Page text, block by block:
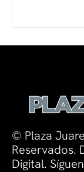
© Plaza
Reservados.
Digital.